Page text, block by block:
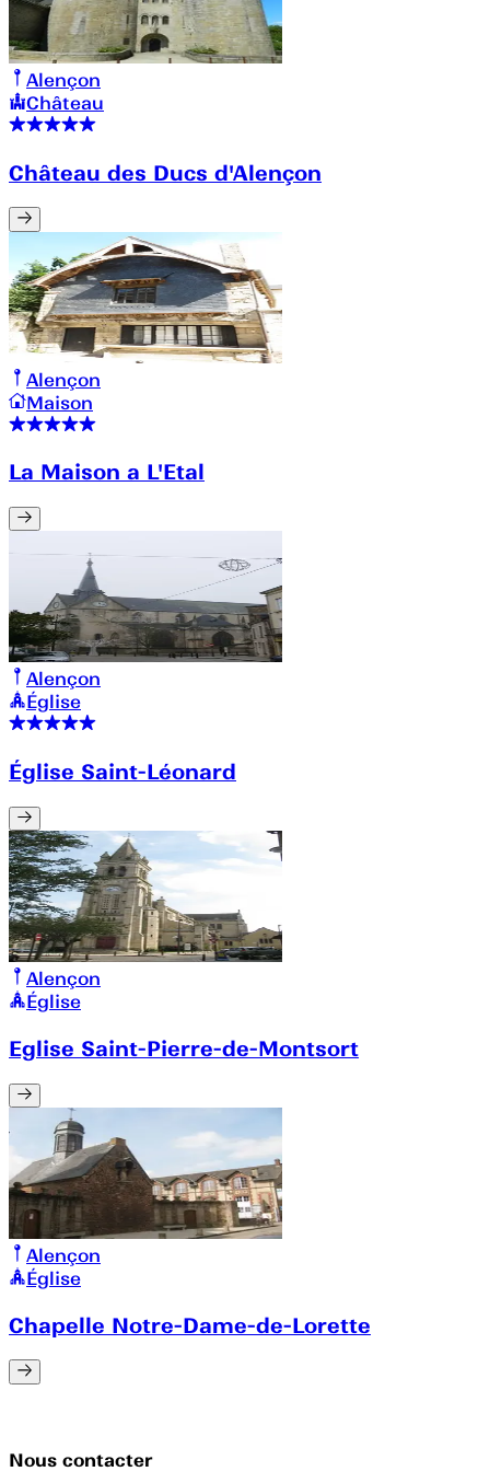
Alençon
Château
Château des Ducs d'Alençon
Alençon
Maison
La Maison a L'Etal
Alençon
Église
Église Saint-Léonard
Alençon
Église
Eglise Saint-Pierre-de-Montsort
Alençon
Église
Chapelle Notre-Dame-de-Lorette
Nous contacter